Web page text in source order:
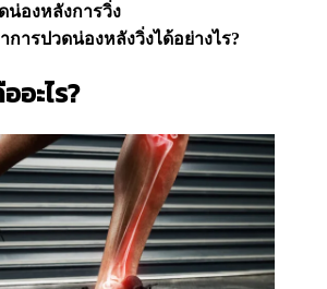
น่องหลังการวิ่ง
การปวดน่องหลังวิ่งได้อย่างไร?
อะไร?